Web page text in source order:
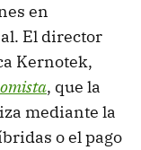
en
El director
Kernotek,
, que la
mediante la
o el pago